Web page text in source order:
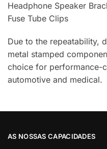
Headphone Speaker
Fuse Tube Clips
Due to the repeatability,
metal stamped
choice for performance-
automotive and medical.
AS NOSSAS CAPACIDADES